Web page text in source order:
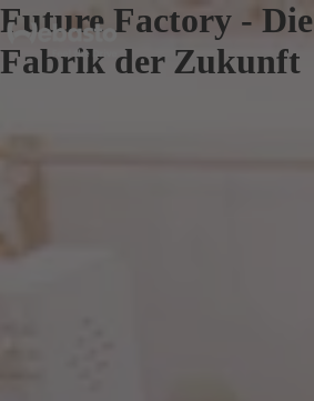
Future Factory - Die
Fabrik der Zukunft